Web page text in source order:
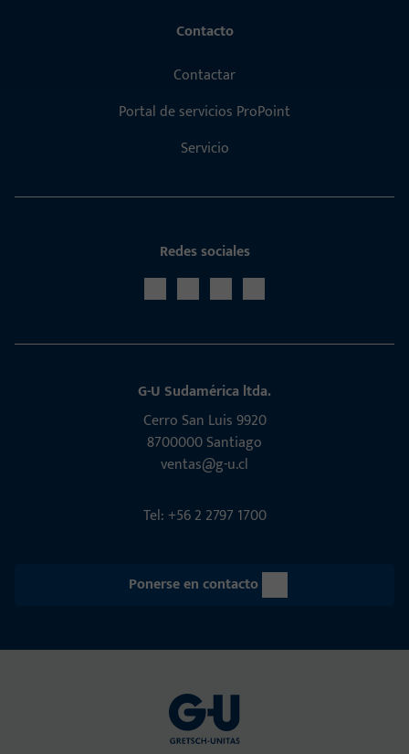
Contacto
Contactar
Portal de servicios ProPoint
Servicio
Redes sociales
G-U Sudamérica ltda.
Cerro San Luis 9920
8700000 Santiago
ventas@g-u.cl
Tel: +56 2 2797 1700
Ponerse en contacto